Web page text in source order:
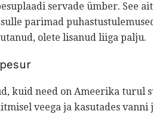
servade ümber. See
parimad
olete lisanud liiga palju.
kuid need on Ameerika turul
veega ja kasutades